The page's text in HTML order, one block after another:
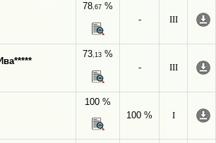
78,67 %
-
III
73,13 %
-
III
100 %
100 %
I